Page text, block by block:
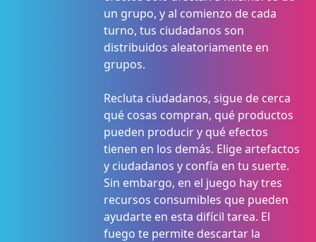
un grupo, y al comienzo de cada
turno, tus ciudadanos son
distribuidos aleatoriamente en
grupos.
Recluta ciudadanos, sigue de cerca
qué cosas compran, qué productos
pueden producir y qué efectos
tienen en los demás. Elige artefactos
y ciudadanos y confía en tu suerte.
Sin embargo, en el juego hay tres
recursos consumibles que pueden
ayudarte en esta difícil tarea. El
fuego te permite descartar la